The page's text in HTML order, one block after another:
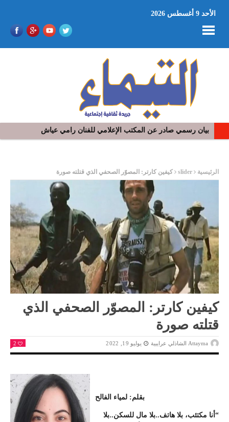
الأحد 9 أغسطس 2026
بيان رسمي صادر عن المكتب الإعلامي للفنان رامي عياش
في افتتاح مهرجان بومخلوف الدولي: رؤوف ماهر يتالق و يشد الجمهور
الرئيسية slider كيفين كارتر: المصوّر الصحفي الذي قتلته صورة
كيفين كارتر: المصوّر الصحفي الذي
قتلته صورة
Attayma الشاذلي عرايبية يوليو 19, 2022 2
بقلم: لمياء الفالح
“أنا مكتئب، بلا هاتف..بلا مال للسكن..بلا